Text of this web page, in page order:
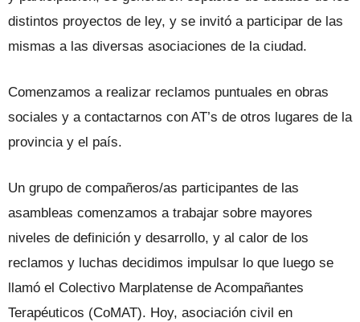
distintos proyectos de ley, y se invitó a participar de las
mismas a las diversas asociaciones de la ciudad.
Comenzamos a realizar reclamos puntuales en obras
sociales y a contactarnos con AT’s de otros lugares de la
provincia y el país.
Un grupo de compañeros/as participantes de las
asambleas comenzamos a trabajar sobre mayores
niveles de definición y desarrollo, y al calor de los
reclamos y luchas decidimos impulsar lo que luego se
llamó el Colectivo Marplatense de Acompañantes
Terapéuticos (CoMAT). Hoy, asociación civil en